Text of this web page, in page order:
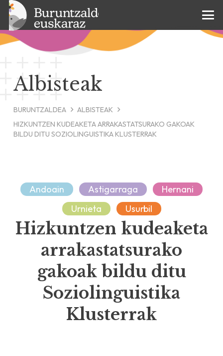
Albisteak
BURUNTZALDEA
ALBISTEAK
HIZKUNTZEN KUDEAKETA ARRAKASTATSURAKO GAKOAK
BILDU DITU SOZIOLINGUISTIKA KLUSTERRAK
Andoain Astigarraga
Hernani
Urnieta
Usurbil
Hizkuntzen kudeaketa
arrakastatsurako
gakoak bildu ditu
Soziolinguistika
Klusterrak